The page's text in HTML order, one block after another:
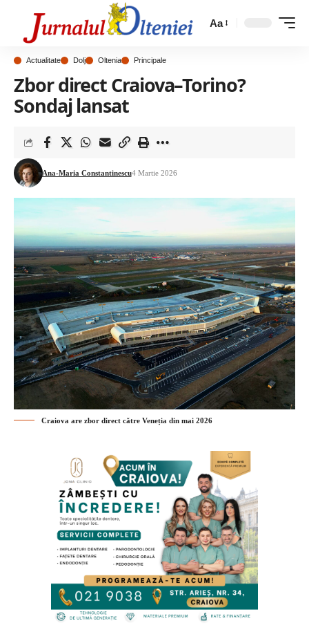
Aa
Actualitate Dolj Oltenia Principale
Zbor direct Craiova–Torino?
Sondaj lansat
Ana-Maria Constantinescu4 Martie 2026
Craiova are zbor direct către Veneția din mai 2026